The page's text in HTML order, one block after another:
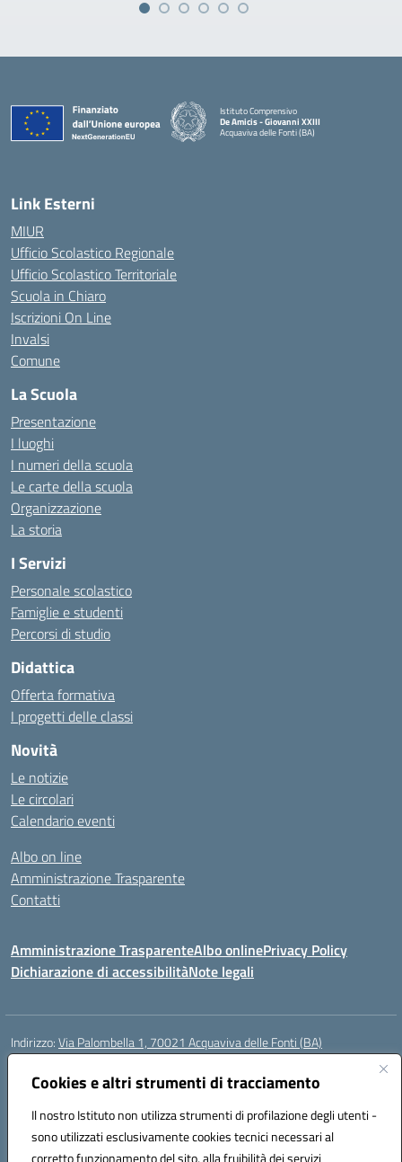
Cookies e altri strumenti di tracciamento
Il nostro Istituto non utilizza strumenti di profilazione degli utenti -
sono utilizzati esclusivamente cookies tecnici necessari al
corretto funzionamento del sito, alla fruibilità dei servizi
Istituto Comprensivo
De Amicis - Giovanni XXIII
Acquaviva delle Fonti (BA)
— Visita la pagina iniziale della scuola
Link Esterni
MIUR
Ufficio Scolastico Regionale
Ufficio Scolastico Territoriale
Scuola in Chiaro
Iscrizioni On Line
Invalsi
Comune
La Scuola
Presentazione
I luoghi
I numeri della scuola
Le carte della scuola
Organizzazione
La storia
I Servizi
Personale scolastico
Famiglie e studenti
Percorsi di studio
Didattica
Offerta formativa
I progetti delle classi
Novità
Le notizie
Le circolari
Calendario eventi
Albo on line
Amministrazione Trasparente
Contatti
Amministrazione TrasparenteAlbo onlinePrivacy Policy
Dichiarazione di accessibilitàNote legali
Indirizzo:Via Palombella 1, 70021 Acquaviva delle Fonti (BA)
Centralino:
Posta elettronica certificata (PEC):baic89400e@pec.istruzione.it
Codice fiscale: 91121590722
Codice meccanografico:baic89400e
Codice Indice delle Pubbliche Amministrazioni (IPA): icddagio